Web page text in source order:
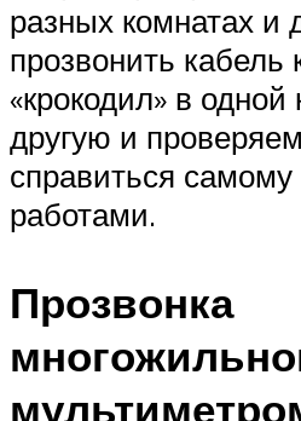
разных комнатах и
прозвонить кабель
«крокодил» в
другую и
справиться самому
работами.
Прозвонка